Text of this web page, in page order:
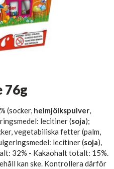
76g
(socker, helmjölkspulver,
lecitiner (soja);
vegetabiliska fetter (palm,
lecitiner (soja),
32% - Kakaohalt totalt: 15%.
kan ske. Kontrollera därför